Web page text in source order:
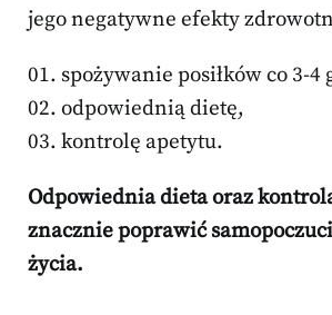
jego negatywne efekty
spożywanie posiłków co 3-4
odpowiednią dietę,
kontrolę apetytu.
Odpowiednia dieta oraz
znacznie poprawić
życia.